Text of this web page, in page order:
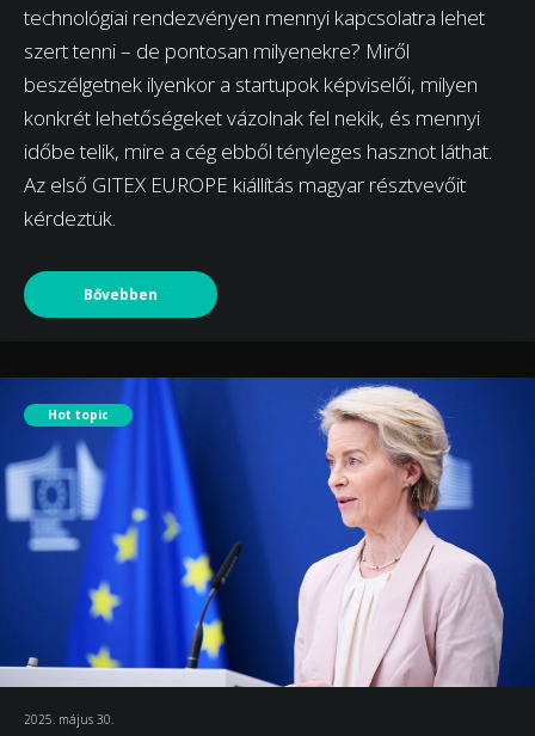
technológiai rendezvényen mennyi kapcsolatra lehet
szert tenni – de pontosan milyenekre? Miről
beszélgetnek ilyenkor a startupok képviselői, milyen
konkrét lehetőségeket vázolnak fel nekik, és mennyi
időbe telik, mire a cég ebből tényleges hasznot láthat.
Az első GITEX EUROPE kiállítás magyar résztvevőit
kérdeztük.
Bővebben
Hot topic
2025. május 30.